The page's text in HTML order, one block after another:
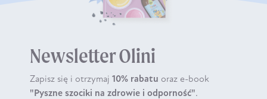
Newsletter Olini
Zapisz się i otrzymaj 10% rabatu oraz e-book
"Pyszne szociki na zdrowie i odporność".